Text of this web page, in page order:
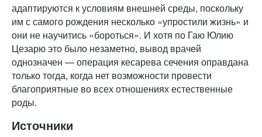
адаптируются к условиям внешней среды, поскольку
им с самого рождения несколько «упростили жизнь» и
они не научитись «бороться». И хотя по Гаю Юлию
Цезарю это было незаметно, вывод врачей
однозначен — операция кесарева сечения оправдана
только тогда, когда нет возможности провести
благоприятные во всех отношениях естественные
роды.
Источники